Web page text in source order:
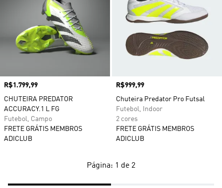
Preço
R$1.799,99
CHUTEIRA PREDATOR
ACCURACY.1 L FG
Futebol, Campo
FRETE GRÁTIS MEMBROS
ADICLUB
Preço
R$999,99
Chuteira Predator Pro Futsal
Futebol, Indoor
2 cores
FRETE GRÁTIS MEMBROS
ADICLUB
Página: 1 de 2